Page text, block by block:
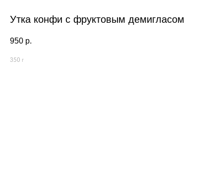
Утка конфи с фруктовым демигласом
950 р.
350 г